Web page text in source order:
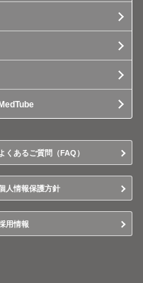
よくあるご質問（FAQ）
人情報保護方針
用情報